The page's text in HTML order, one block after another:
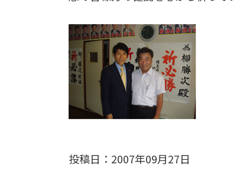
投稿日：2007年09月27日